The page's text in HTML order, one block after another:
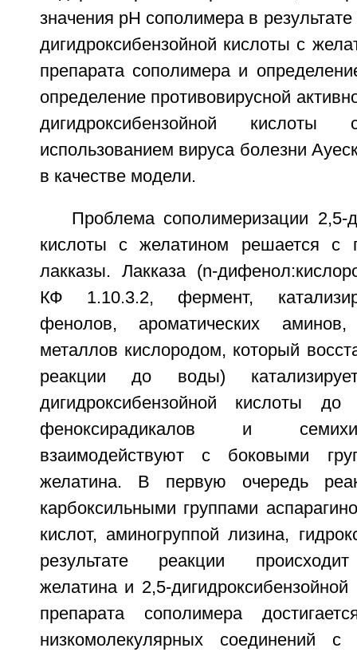
значения рН сополимера в
дигидроксибензойной кислоты с
препарата сополимера и
определение противовирусной
дигидроксибензойной
использованием вируса болезни
в качестве модели.
Проблема сополимеризации 2,5-
кислоты с желатином решается с
лакказы. Лакказа (n-
КФ 1.10.3.2, фермент,
фенолов, ароматических
металлов кислородом, который
реакции до воды)
дигидроксибензойной кислоты до
феноксирадикалов и
взаимодействуют с боковыми
желатина. В первую очередь
карбоксильными группами
кислот, аминогруппой лизина,
результате реакции
желатина и 2,5-
препарата сополимера
низкомолекулярных соединений